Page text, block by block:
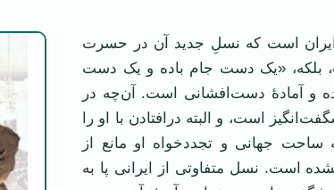
ایران است که نسلِ جدید آن در حسرت
بلکه، «یک دست جام باده و یک دست
و آمادۀ دست‌افشانی است. آن‌چه در
است، و البته درافتادن با او را
جهانی و تجددخواه او مانع از
است. نسل متفاوتی از ایرانی پا به